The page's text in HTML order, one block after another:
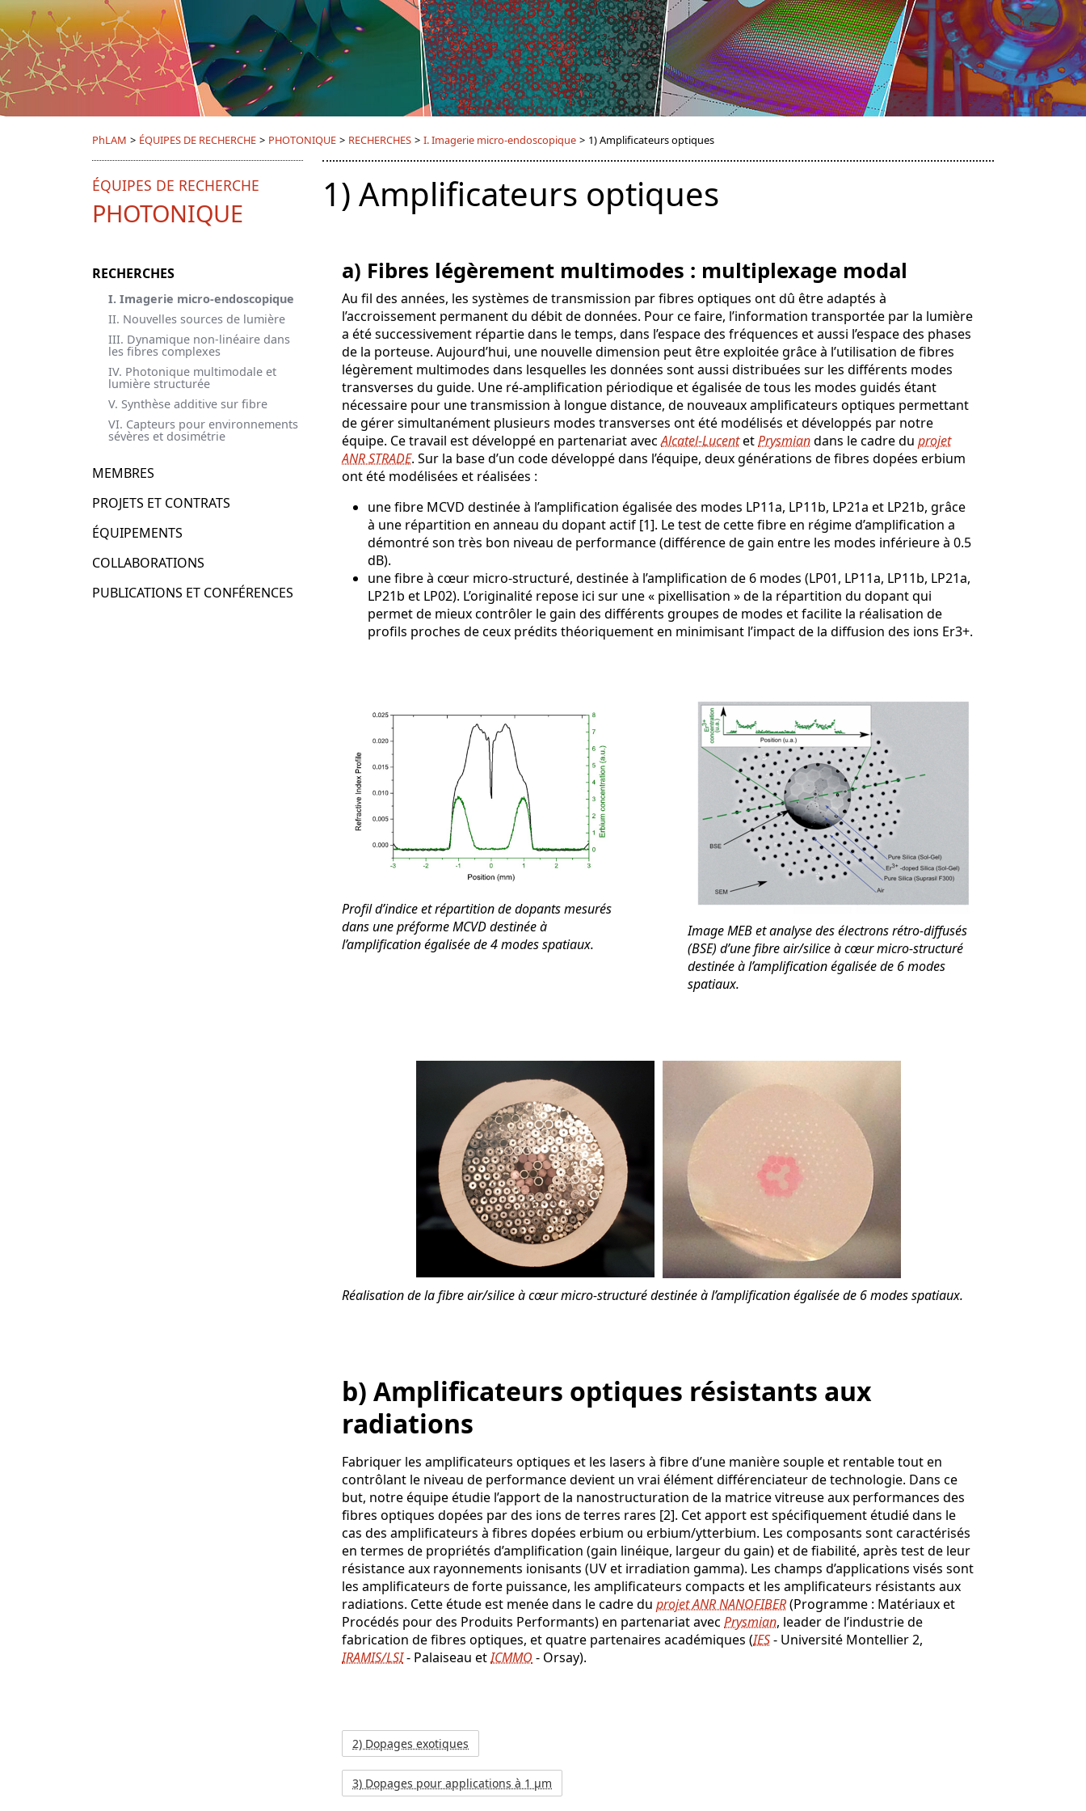
PhLAM > ÉQUIPES DE RECHERCHE > PHOTONIQUE > RECHERCHES > I. Imagerie micro-endoscopique > 1) Amplificateurs optiques
ÉQUIPES DE RECHERCHE
PHOTONIQUE
RECHERCHES
I. Imagerie micro-endoscopique
II. Nouvelles sources de lumière
III. Dynamique non-linéaire dans
les fibres complexes
IV. Photonique multimodale et
lumière structurée
V. Synthèse additive sur fibre
VI. Capteurs pour environnements
sévères et dosimétrie
MEMBRES
PROJETS ET CONTRATS
ÉQUIPEMENTS
COLLABORATIONS
PUBLICATIONS ET CONFÉRENCES
1) Amplificateurs optiques
a) Fibres légèrement multimodes : multiplexage modal
Au fil des années, les systèmes de transmission par fibres optiques ont dû être adaptés à
l’accroissement permanent du débit de données. Pour ce faire, l’information transportée par la lumière
a été successivement répartie dans le temps, dans l’espace des fréquences et aussi l’espace des phases
de la porteuse. Aujourd’hui, une nouvelle dimension peut être exploitée grâce à l’utilisation de fibres
légèrement multimodes dans lesquelles les données sont aussi distribuées sur les différents modes
transverses du guide. Une ré-amplification périodique et égalisée de tous les modes guidés étant
nécessaire pour une transmission à longue distance, de nouveaux amplificateurs optiques permettant
de gérer simultanément plusieurs modes transverses ont été modélisés et développés par notre
équipe. Ce travail est développé en partenariat avecAlcatel-LucentetPrysmiandans le cadre du projet
ANR STRADE. Sur la base d’un code développé dans l’équipe, deux générations de fibres dopées erbium
ont été modélisées et réalisées :
une fibre MCVD destinée à l’amplification égalisée des modes LP11a, LP11b, LP21a et LP21b, grâce
à une répartition en anneau du dopant actif [1]. Le test de cette fibre en régime d’amplification a
démontré son très bon niveau de performance (différence de gain entre les modes inférieure à 0.5
dB).
une fibre à cœur micro-structuré, destinée à l’amplification de 6 modes (LP01, LP11a, LP11b, LP21a,
LP21b et LP02). L’originalité repose ici sur une « pixellisation » de la répartition du dopant qui
permet de mieux contrôler le gain des différents groupes de modes et facilite la réalisation de
profils proches de ceux prédits théoriquement en minimisant l’impact de la diffusion des ions Er3+.
Profil d’indice et répartition de dopants mesurés
dans une préforme MCVD destinée à
l’amplification égalisée de 4 modes spatiaux.
Image MEB et analyse des électrons rétro-diffusés
(BSE) d’une fibre air/silice à cœur micro-structuré
destinée à l’amplification égalisée de 6 modes
spatiaux.
Réalisation de la fibre air/silice à cœur micro-structuré destinée à l’amplification égalisée de 6 modes spatiaux.
b) Amplificateurs optiques résistants aux
radiations
Fabriquer les amplificateurs optiques et les lasers à fibre d’une manière souple et rentable tout en
contrôlant le niveau de performance devient un vrai élément différenciateur de technologie. Dans ce
but, notre équipe étudie l’apport de la nanostructuration de la matrice vitreuse aux performances des
fibres optiques dopées par des ions de terres rares [2]. Cet apport est spécifiquement étudié dans le
cas des amplificateurs à fibres dopées erbium ou erbium/ytterbium. Les composants sont caractérisés
en termes de propriétés d’amplification (gain linéique, largeur du gain) et de fiabilité, après test de leur
résistance aux rayonnements ionisants (UV et irradiation gamma). Les champs d’applications visés sont
les amplificateurs de forte puissance, les amplificateurs compacts et les amplificateurs résistants aux
radiations. Cette étude est menée dans le cadre du projet ANR NANOFIBER(Programme : Matériaux et
Procédés pour des Produits Performants) en partenariat avec Prysmian, leader de l’industrie de
fabrication de fibres optiques, et quatre partenaires académiques (IES- Université Montellier 2,
IRAMIS/LSI- Palaiseau etICMMO - Orsay).
2) Dopages exotiques
3) Dopages pour applications à 1 µm